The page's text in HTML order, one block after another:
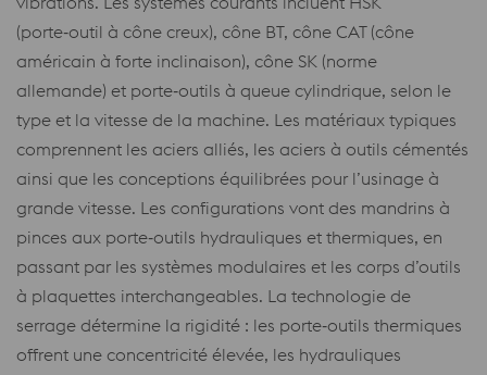
(porte‑outil à cône creux), cône BT, cône CAT (cône
américain à forte inclinaison), cône SK (norme
allemande) et porte‑outils à queue cylindrique, selon le
type et la vitesse de la machine. Les matériaux typiques
comprennent les aciers alliés, les aciers à outils cémentés
ainsi que les conceptions équilibrées pour l’usinage à
grande vitesse. Les configurations vont des mandrins à
pinces aux porte‑outils hydrauliques et thermiques, en
passant par les systèmes modulaires et les corps d’outils
à plaquettes interchangeables. La technologie de
serrage détermine la rigidité : les porte‑outils thermiques
offrent une concentricité élevée, les hydrauliques